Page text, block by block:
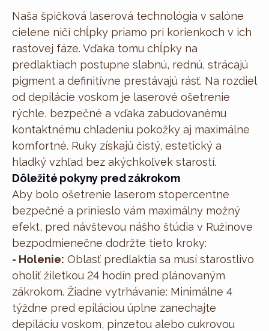
Naša špičková laserová technológia v salóne
cielene ničí chĺpky priamo pri korienkoch v ich
rastovej fáze. Vďaka tomu chĺpky na
predlaktiach postupne slabnú, rednú, strácajú
pigment a definitívne prestávajú rásť. Na rozdiel
od depilácie voskom je laserové ošetrenie
rýchle, bezpečné a vďaka zabudovanému
kontaktnému chladeniu pokožky aj maximálne
komfortné. Ruky získajú čistý, estetický a
hladký vzhľad bez akýchkoľvek starostí.
Dôležité pokyny pred zákrokom
Aby bolo ošetrenie laserom stopercentne
bezpečné a prinieslo vám maximálny možný
efekt, pred návštevou nášho štúdia v Ružinove
bezpodmienečne dodržte tieto kroky:
- Holenie: Oblasť predlaktia sa musí starostlivo
oholiť žiletkou 24 hodín pred plánovaným
zákrokom. Žiadne vytrhávanie: Minimálne 4
týždne pred epiláciou úplne zanechajte
depiláciu voskom, pinzetou alebo cukrovou